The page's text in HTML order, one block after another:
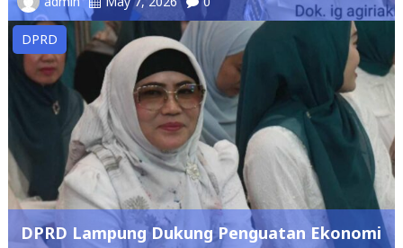
DPRD Lampung Dukung Penguatan Ekonomi
Syariah Melalui Kajian Akbar LaSEF 2026
admin May 7, 2026 0